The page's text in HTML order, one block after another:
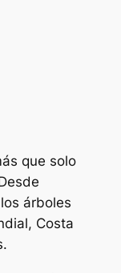
que solo
árboles
Costa